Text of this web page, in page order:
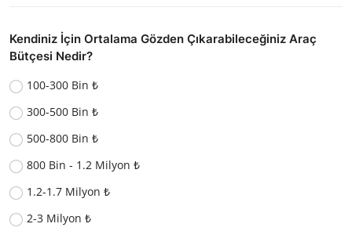
Kendiniz İçin Ortalama Gözden Çıkarabileceğiniz Araç
Bütçesi Nedir?
100-300 Bin ₺
300-500 Bin ₺
500-800 Bin ₺
800 Bin - 1.2 Milyon ₺
1.2-1.7 Milyon ₺
2-3 Milyon ₺